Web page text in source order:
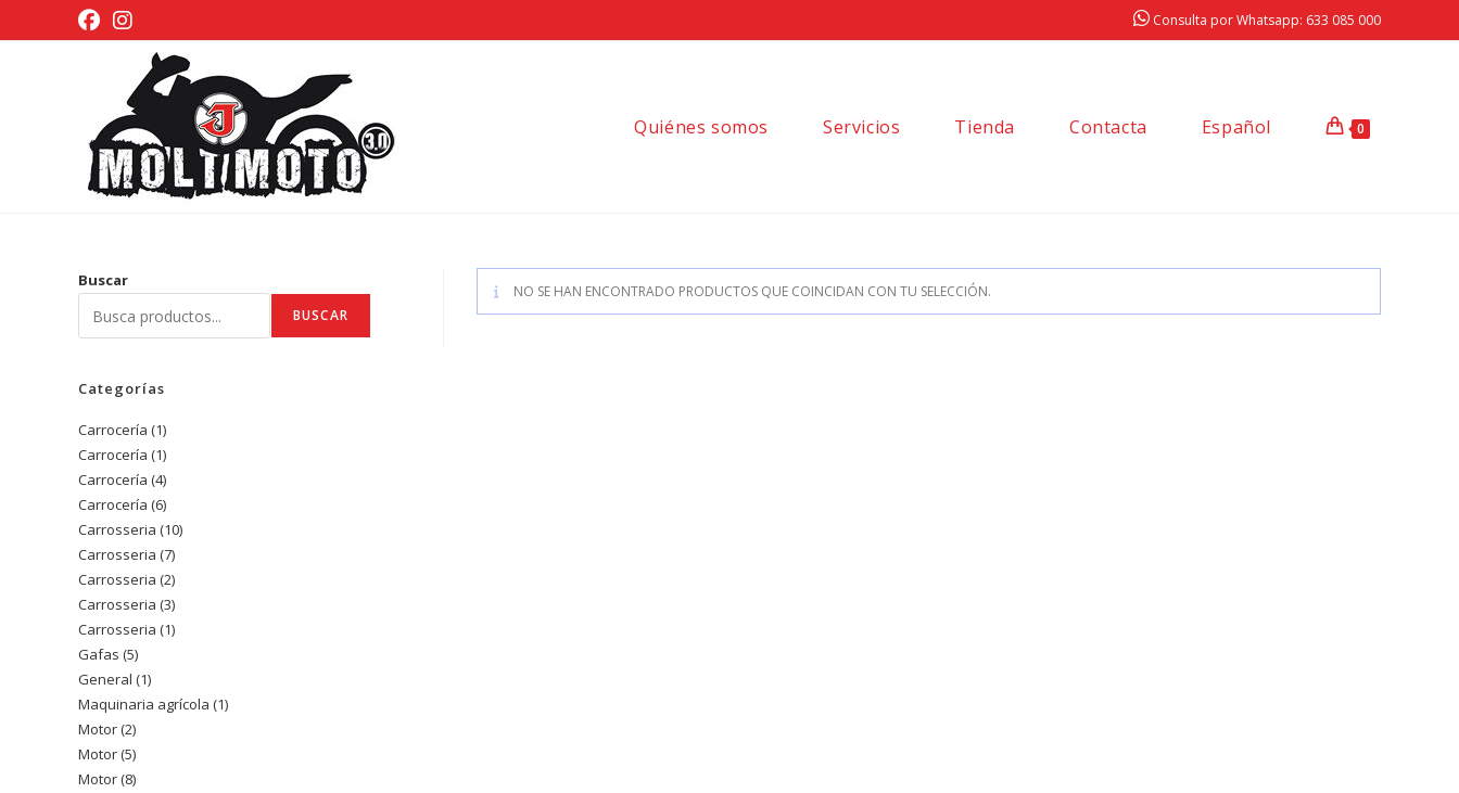
al
Consulta por Whatsapp: 633 085 000
Quiénes somos Servicios Tienda Contacta Español 0
NO SE HAN ENCONTRADO PRODUCTOS QUE COINCIDAN CON TU SELECCIÓN.
Buscar
BUSCAR
Categorías
Carrocería 11
producto
Carrocería 11
producto
Carrocería 44
productos
Carrocería 66
productos
Carrosseria 1010
Carrosseria 77
productos
Carrosseria 22
productos
Carrosseria 33
productos
Carrosseria 11
Gafas 55
productos
General 11
producto
Maquinaria agrícola 11
Motor 22
productos
Motor 55
productos
Motor 88